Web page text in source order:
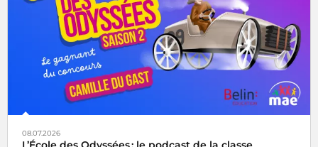
08.07.2026